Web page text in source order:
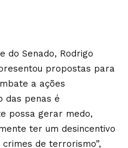
do Senado, Rodrigo
propostas para
a ações
das penas é
possa gerar medo,
ter um desincentivo
de terrorismo”,